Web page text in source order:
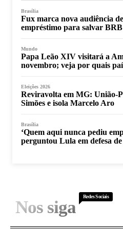
Brasília
Fux marca nova audiência
empréstimo para salvar BRB
Mundo
Papa Leão XIV visitará a
novembro; veja por quais
Eleições 2026
Reviravolta em MG: União-
Simões e isola Marcelo Aro
Brasília
‘Quem aqui nunca pediu
perguntou Lula em defesa
Nos siga
Redes Sociais